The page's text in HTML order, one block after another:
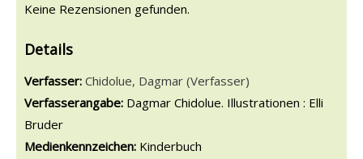
Keine Rezensionen gefunden.
Details
Verfasser: Suche nach diesem Verfasser
Chidolue, Dagmar (Verfasser)
Verfasserangabe: Dagmar Chidolue. Illustrationen : Elli
Bruder
Medienkennzeichen: Kinderbuch